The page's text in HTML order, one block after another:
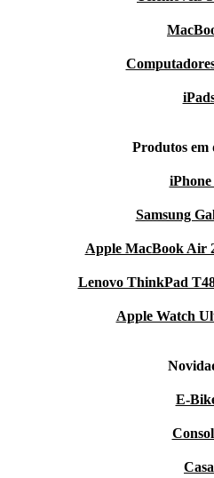
Produtos em
iPhone
Samsung
Apple MacBook Air
Lenovo ThinkPad
Apple Watch
E-
Casa